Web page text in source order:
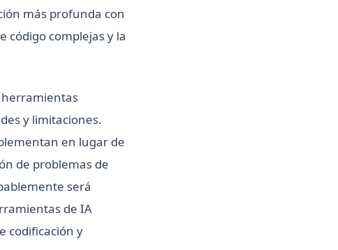
más profunda con
código complejas y la
herramientas
y limitaciones.
en lugar de
de problemas de
será
de IA
codificación y